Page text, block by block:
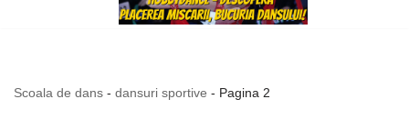
Scoala de dans - dansuri sportive - Pagina 2